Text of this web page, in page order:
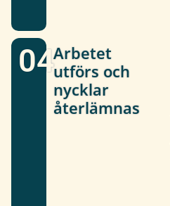
04Arbetet
utförs och
nycklar
återlämnas